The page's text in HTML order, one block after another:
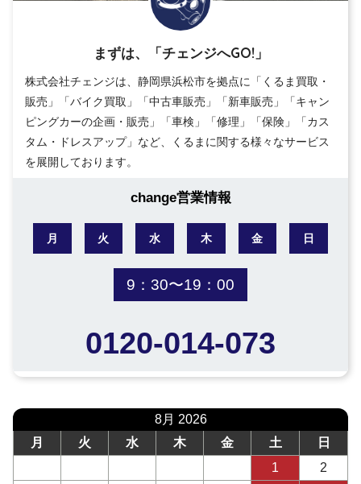
まずは、「チェンジへGO!」
株式会社チェンジは、静岡県浜松市を拠点に「くるま買取・
販売」「バイク買取」「中古車販売」「新車販売」「キャン
ピングカーの企画・販売」「車検」「修理」「保険」「カス
タム・ドレスアップ」など、くるまに関する様々なサービス
を展開しております。
change営業情報
月 火 水 木 金 日
9：30〜19：00
0120-014-073
8月 2026
月
火 水 木 金 土
日
1
2